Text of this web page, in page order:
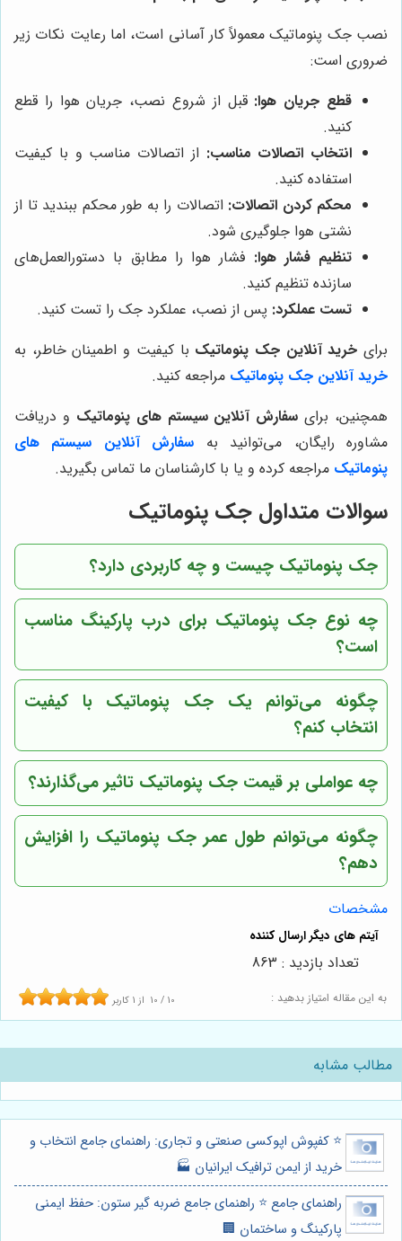
نصب جک پنوماتیک معمولاً کار آسانی است، اما رعایت نکات زیر
ضروری است:
قطع جریان هوا: قبل از شروع نصب، جریان هوا را قطع
کنید.
انتخاب اتصالات مناسب: از اتصالات مناسب و با کیفیت
استفاده کنید.
محکم کردن اتصالات: اتصالات را به طور محکم ببندید تا از
نشتی هوا جلوگیری شود.
تنظیم فشار هوا: فشار هوا را مطابق با دستورالعمل‌های
سازنده تنظیم کنید.
تست عملکرد: پس از نصب، عملکرد جک را تست کنید.
برای خرید آنلاین جک پنوماتیک با کیفیت و اطمینان خاطر، به
خرید آنلاین جک پنوماتیک مراجعه کنید.
همچنین، برای سفارش آنلاین سیستم های پنوماتیک و دریافت
مشاوره رایگان، می‌توانید به سفارش آنلاین سیستم های
پنوماتیک مراجعه کرده و یا با کارشناسان ما تماس بگیرید.
سوالات متداول جک پنوماتیک
جک پنوماتیک چیست و چه کاربردی دارد؟
چه نوع جک پنوماتیک برای درب پارکینگ مناسب
است؟
چگونه می‌توانم یک جک پنوماتیک با کیفیت
انتخاب کنم؟
چه عواملی بر قیمت جک پنوماتیک تاثیر می‌گذارند؟
چگونه می‌توانم طول عمر جک پنوماتیک را افزایش
دهم؟
مشخصات
به این مقاله امتیاز بدهید : 10 / 10 از 1 کاربر
تعداد بازدید : 863
مطالب مشابه
⭐️ کفپوش اپوکسی صنعتی و تجاری: راهنمای جامع انتخاب و
خرید از ایمن ترافیک ایرانیان 🏭
راهنمای جامع ⭐️ راهنمای جامع ضربه گیر ستون: حفظ ایمنی
پارکینگ و ساختمان 🏢